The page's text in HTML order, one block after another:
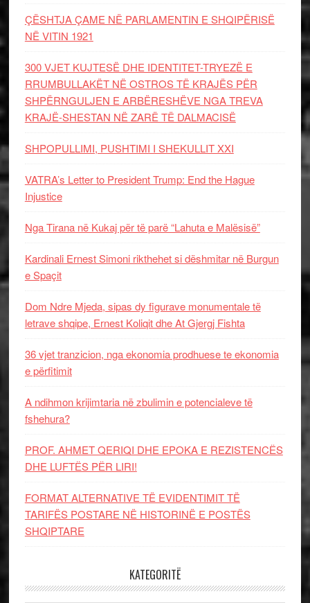
ÇËSHTJA ÇAME NË PARLAMENTIN E SHQIPËRISË
NË VITIN 1921
300 VJET KUJTESË DHE IDENTITET-TRYEZË E
RRUMBULLAKËT NË OSTROS TË KRAJËS PËR
SHPËRNGULJEN E ARBËRESHËVE NGA TREVA
KRAJË-SHESTAN NË ZARË TË DALMACISË
SHPOPULLIMI, PUSHTIMI I SHEKULLIT XXI
VATRA’s Letter to President Trump: End the Hague
Injustice
Nga Tirana në Kukaj për të parë “Lahuta e Malësisë”
Kardinali Ernest Simoni rikthehet si dëshmitar në Burgun
e Spaçit
Dom Ndre Mjeda, sipas dy figurave monumentale të
letrave shqipe, Ernest Koliqit dhe At Gjergj Fishta
36 vjet tranzicion, nga ekonomia prodhuese te ekonomia
e përfitimit
A ndihmon krijimtaria në zbulimin e potencialeve të
fshehura?
PROF. AHMET QERIQI DHE EPOKA E REZISTENCЁS
DHE LUFTЁS PЁR LIRI!
FORMAT ALTERNATIVE TË EVIDENTIMIT TË
TARIFËS POSTARE NË HISTORINË E POSTËS
SHQIPTARE
KATEGORITË